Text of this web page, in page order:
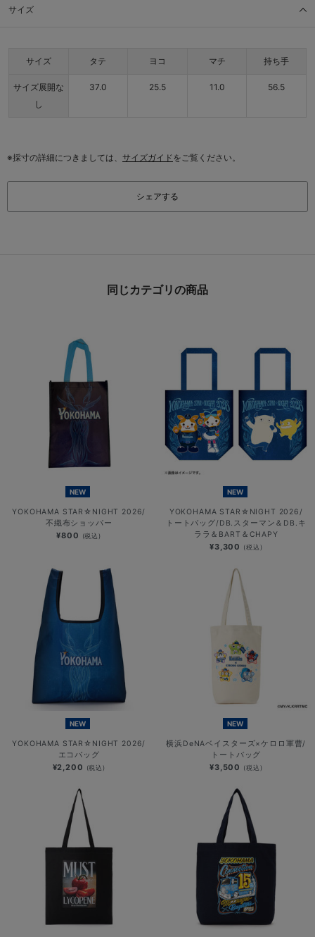
サイズ
サイズ タテ ヨコ マチ 持ち手
サイズ展開な
し
37.0 25.5 11.0 56.5
※採寸の詳細につきましては、 サイズガイドをご覧ください。
シェアする
同じカテゴリの商品
NEW
YOKOHAMA STAR☆NIGHT 2026/
不織布ショッパー
¥800 (税込)
NEW
YOKOHAMA STAR☆NIGHT 2026/
トートバッグ/DB.スターマン＆DB.キ
ララ＆BART＆CHAPY
¥3,300 (税込)
NEW
YOKOHAMA STAR☆NIGHT 2026/
エコバッグ
¥2,200 (税込)
NEW
横浜DeNAベイスターズ×ケロロ軍曹/
トートバッグ
¥3,500 (税込)